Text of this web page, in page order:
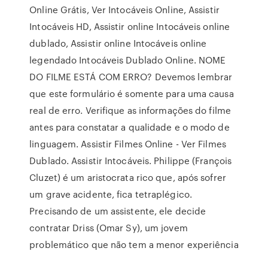
Online Grátis, Ver Intocáveis Online, Assistir
Intocáveis HD, Assistir online Intocáveis online
dublado, Assistir online Intocáveis online
legendado Intocáveis Dublado Online. NOME
DO FILME ESTÁ COM ERRO? Devemos lembrar
que este formulário é somente para uma causa
real de erro. Verifique as informações do filme
antes para constatar a qualidade e o modo de
linguagem. Assistir Filmes Online - Ver Filmes
Dublado. Assistir Intocáveis. Philippe (François
Cluzet) é um aristocrata rico que, após sofrer
um grave acidente, fica tetraplégico.
Precisando de um assistente, ele decide
contratar Driss (Omar Sy), um jovem
problemático que não tem a menor experiência